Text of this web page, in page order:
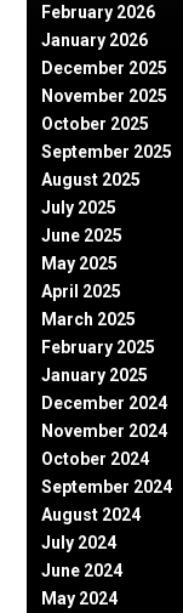
February 2026
January 2026
December 2025
November 2025
October 2025
September 2025
August 2025
July 2025
June 2025
May 2025
April 2025
March 2025
February 2025
January 2025
December 2024
November 2024
October 2024
September 2024
August 2024
July 2024
June 2024
May 2024